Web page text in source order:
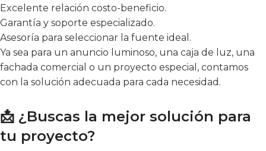
Excelente relación costo-beneficio.
Garantía y soporte especializado.
Asesoría para seleccionar la fuente ideal.
Ya sea para un anuncio luminoso, una caja de luz, una
fachada comercial o un proyecto especial, contamos
con la solución adecuada para cada necesidad.
📩 ¿Buscas la mejor solución para
tu proyecto?